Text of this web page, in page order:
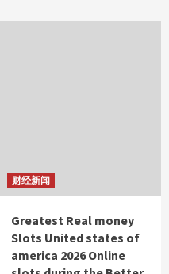
财经新闻
Greatest Real money
Slots United states of
america 2026 Online